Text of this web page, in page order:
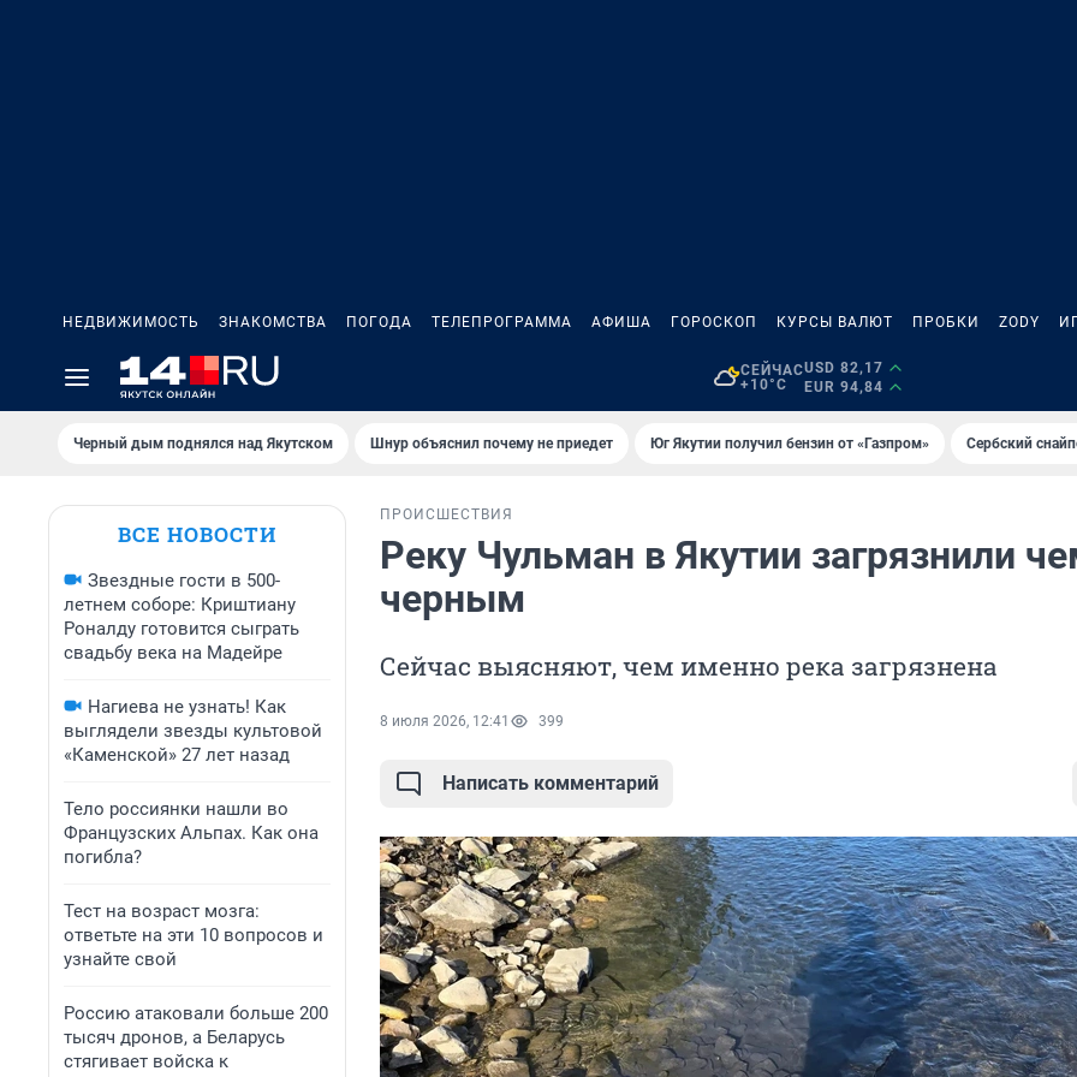
НЕДВИЖИМОСТЬ ЗНАКОМСТВА ПОГОДА ТЕЛЕПРОГРАММА АФИША ГОРОСКОП КУРСЫ ВАЛЮТ ПРОБКИ ZODY
СЕЙЧАС
+10°C
USD 82,17
EUR 94,84
Черный дым поднялся над Якутском Шнур объяснил почему не приедет Юг Якутии получил бензин от «Газпром» Сербский
ВСЕ НОВОСТИ
Звездные гости в 500-
летнем соборе: Криштиану
Роналду готовится сыграть
свадьбу века на Мадейре
Нагиева не узнать! Как
выглядели звезды культовой
«Каменской» 27 лет назад
Тело россиянки нашли во
Французских Альпах. Как она
погибла?
Тест на возраст мозга:
ответьте на эти 10 вопросов и
узнайте свой
Россию атаковали больше 200
тысяч дронов, а Беларусь
стягивает войска к
ПРОИСШЕСТВИЯ
Реку Чульман в Якутии загрязнили
черным
Сейчас выясняют, чем именно река загрязнена
8 июля 2026, 12:41 399
Написать комментарий